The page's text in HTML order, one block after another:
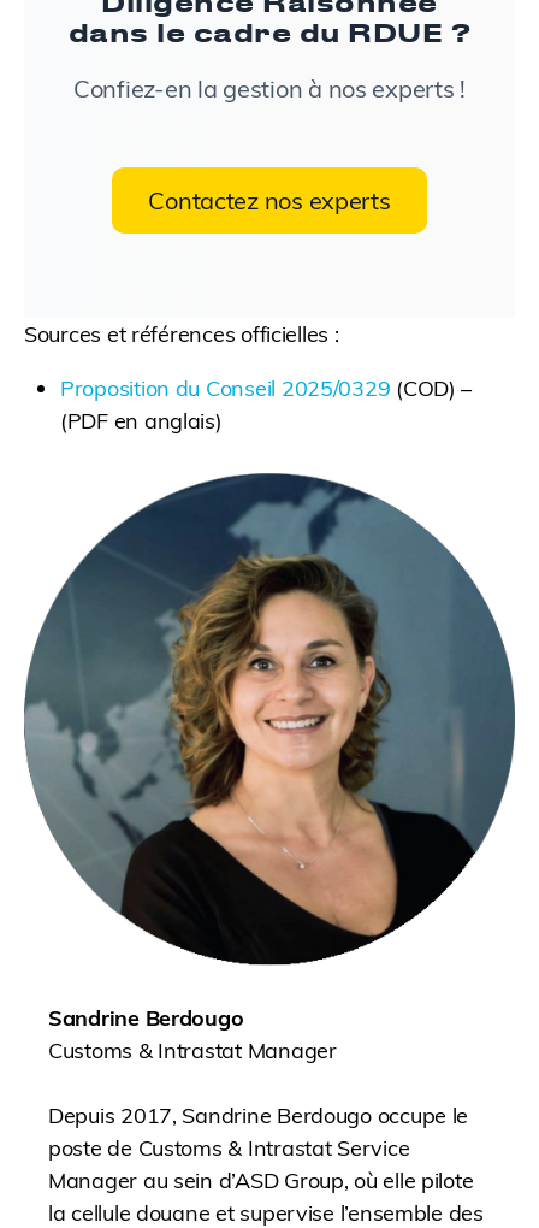
dans le cadre du RDUE ?
Confiez-en la gestion à nos experts !
Contactez nos experts
Sources et références officielles :
Proposition du Conseil 2025/0329 (COD) –
(PDF en anglais)
Sandrine Berdougo
Customs & Intrastat Manager
Depuis 2017, Sandrine Berdougo occupe le
poste de Customs & Intrastat Service
Manager au sein d’ASD Group, où elle pilote
la cellule douane et supervise l’ensemble des